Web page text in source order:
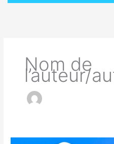
Nom de
l’auteur/